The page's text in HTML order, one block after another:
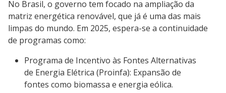
No Brasil, o governo tem focado na ampliação da
matriz energética renovável, que já é uma das mais
limpas do mundo. Em 2025, espera-se a continuidade
de programas como:
Programa de Incentivo às Fontes Alternativas
de Energia Elétrica (Proinfa): Expansão de
fontes como biomassa e energia eólica.